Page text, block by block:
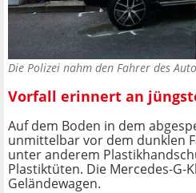
Die Polizei nahm den Fahrer des
Vorfall erinnert an
Auf dem Boden in dem
unmittelbar vor dem dunklen
unter anderem
Plastiktüten. Die Mercedes-G-
Geländewagen.